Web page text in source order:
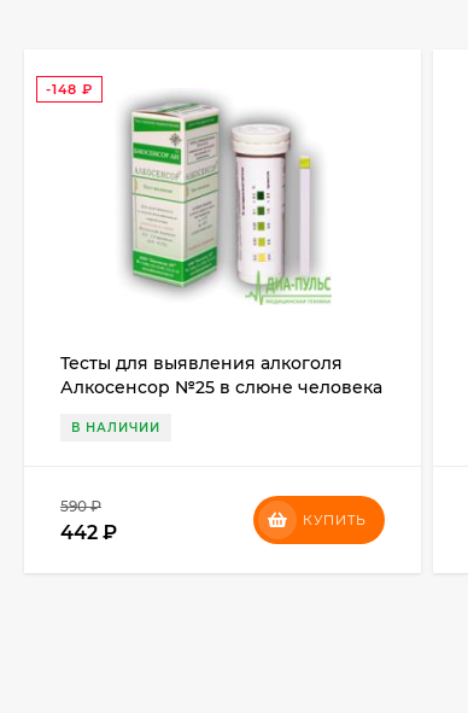
-148 ₽
Тесты для выявления алкоголя
Алкосенсор №25 в слюне человека
В НАЛИЧИИ
590₽
442 ₽
КУПИТЬ